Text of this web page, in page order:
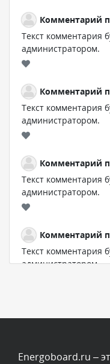
Комментарий
Текст комментария
администратором.
Комментарий
Текст комментария
администратором.
Комментарий
Текст комментария
администратором.
Комментарий
Текст комментария
администратором.
Energoboard.ru –